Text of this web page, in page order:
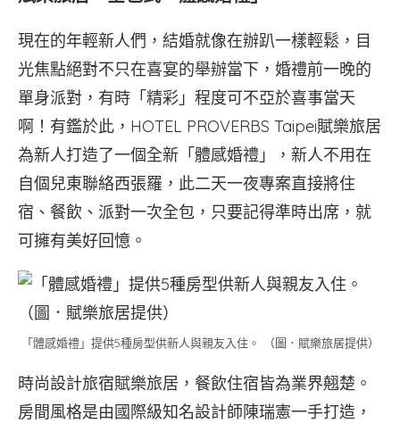
現在的年輕新人們，結婚就像在辦趴一樣輕鬆，目
光焦點絕對不只在喜宴的舉辦當下，婚禮前一晚的
單身派對，有時「精彩」程度可不亞於喜事當天
啊！有鑑於此，HOTEL PROVERBS Taipei賦樂旅居
為新人打造了一個全新「體感婚禮」，新人不用在
自個兒東聯絡西張羅，此二天一夜專案直接將住
宿、餐飲、派對一次全包，只要記得準時出席，就
可擁有美好回憶。
「體感婚禮」提供5種房型供新人與親友入住。 （圖．賦樂旅居提供）
時尚設計旅宿賦樂旅居，餐飲住宿皆為業界翹楚。
房間風格是由國際級知名設計師陳瑞憲一手打造，